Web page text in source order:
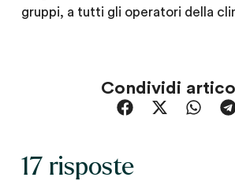
gruppi, a tutti gli operatori della
Condividi
17 risposte